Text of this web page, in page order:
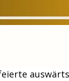
auswärts